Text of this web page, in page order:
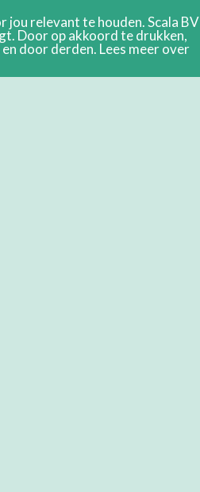
relevant te houden. Scala BV
Door op akkoord te drukken,
door derden. Lees meer over